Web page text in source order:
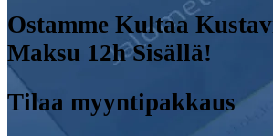
Ostamme Kultaa
Maksu 12h Sisällä!
Tilaa myyntipakkaus